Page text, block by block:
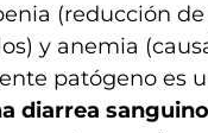
(reducción
y anemia
patógeno es
diarrea